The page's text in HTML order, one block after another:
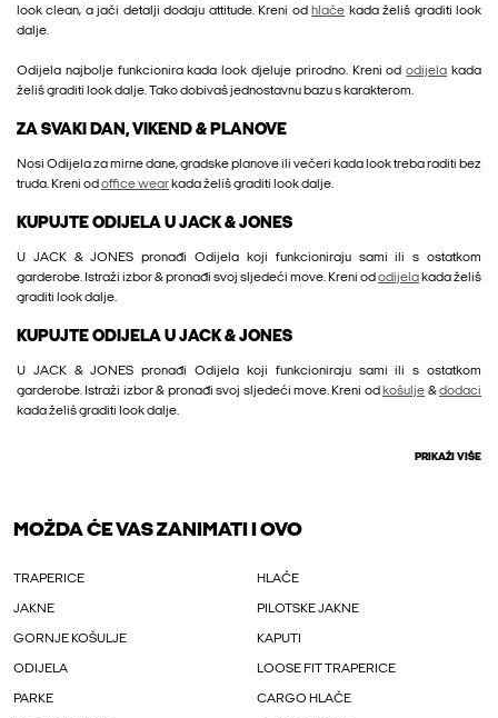
look clean, a jači detalji dodaju attitude. Kreni od hlače kada želiš graditi look
dalje.
Odijela najbolje funkcionira kada look djeluje prirodno. Kreni ododijela kada
želiš graditi look dalje. Tako dobivaš jednostavnu bazu s karakterom.
ZA SVAKI DAN, VIKEND & PLANOVE
Nosi Odijela za mirne dane, gradske planove ili večeri kada look treba raditi bez
truda. Kreni od office wear kada želiš graditi look dalje.
KUPUJTE ODIJELA U JACK & JONES
U JACK & JONES pronađi Odijela koji funkcioniraju sami ili s ostatkom
garderobe. Istraži izbor & pronađi svoj sljedeći move. Kreni od odijela kada želiš
graditi look dalje.
KUPUJTE ODIJELA U JACK & JONES
U JACK & JONES pronađi Odijela koji funkcioniraju sami ili s ostatkom
garderobe. Istraži izbor & pronađi svoj sljedeći move. Kreni od košulje &dodaci
kada želiš graditi look dalje.
PRIKAŽI VIŠE
MOŽDA ĆE VAS ZANIMATI I OVO
TRAPERICE HLAČE
JAKNE PILOTSKE JAKNE
GORNJE KOŠULJE KAPUTI
ODIJELA LOOSE FIT TRAPERICE
PARKE CARGO HLAČE